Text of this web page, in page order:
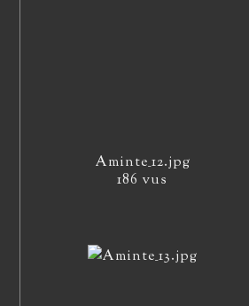
Aminte_12.jpg
186 vus